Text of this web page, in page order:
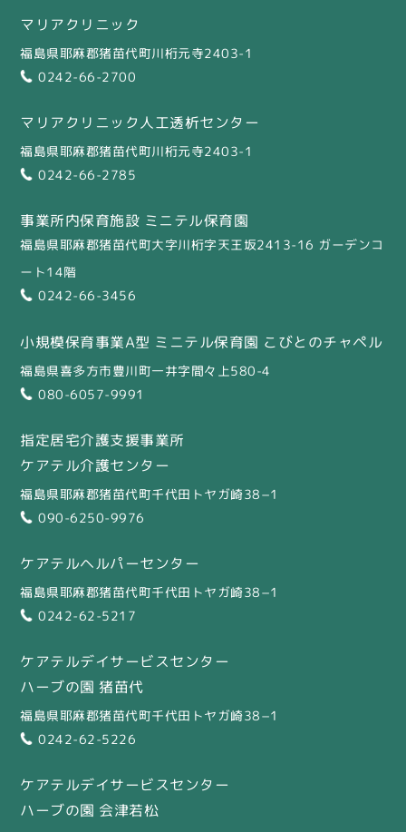
マリアクリニック
福島県耶麻郡猪苗代町川桁元寺2403-1
0242-66-2700
マリアクリニック人工透析センター
福島県耶麻郡猪苗代町川桁元寺2403-1
0242-66-2785
事業所内保育施設 ミニテル保育園
福島県耶麻郡猪苗代町大字川桁字天王坂2413-16 ガーデンコ
ート14階
0242-66-3456
小規模保育事業A型 ミニテル保育園 こびとのチャペル
福島県喜多方市豊川町一井字間々上580-4
080-6057-9991
指定居宅介護支援事業所
ケアテル介護センター
福島県耶麻郡猪苗代町千代田トヤガ崎38−1
090-6250-9976
ケアテルヘルパーセンター
福島県耶麻郡猪苗代町千代田トヤガ崎38−1
0242-62-5217
ケアテルデイサービスセンター
ハーブの園 猪苗代
福島県耶麻郡猪苗代町千代田トヤガ崎38−1
0242-62-5226
ケアテルデイサービスセンター
ハーブの園 会津若松